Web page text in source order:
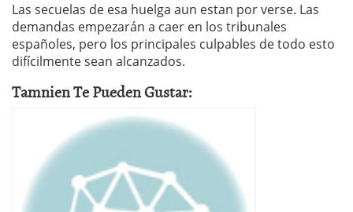
Las secuelas de esa huelga aun estan por verse. Las
demandas empezarán a caer en los tribunales
españoles, pero los principales culpables de todo esto
difícilmente sean alcanzados.
Tamnien Te Pueden Gustar: